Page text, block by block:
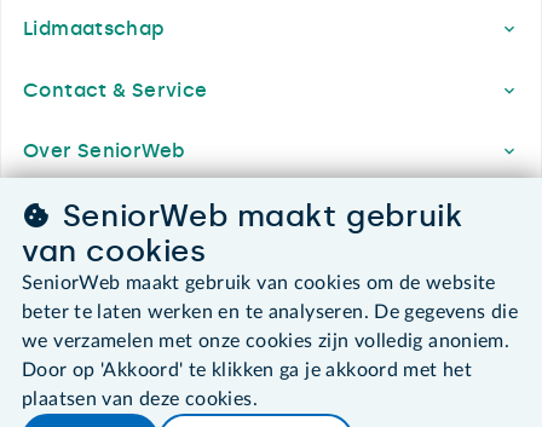
Lidmaatschap
Contact & Service
Over SeniorWeb
SeniorWeb.
De computerhulp voor u.
030 - 276 99 65
leden@seniorweb.nl
SeniorWeb maakt gebruik
van cookies
SeniorWeb maakt gebruik van cookies om de website
beter te laten werken en te analyseren. De gegevens die
we verzamelen met onze cookies zijn volledig anoniem.
Door op 'Akkoord' te klikken ga je akkoord met het
plaatsen van deze cookies.